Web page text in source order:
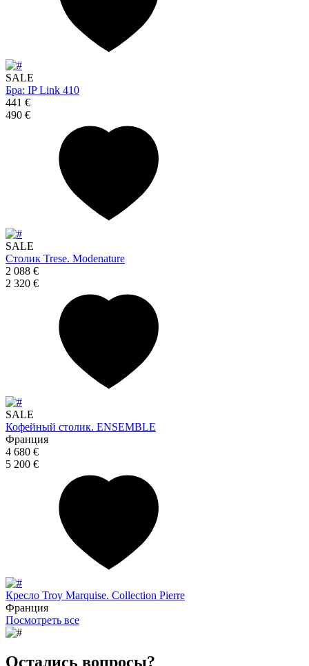
SALE
Бра: IP Link 410
441 €
490 €
SALE
Столик Trese. Modenature
2 088 €
2 320 €
SALE
Кофейный столик. ENSEMBLE
Франция
4 680 €
5 200 €
Кресло Troy Marquise. Collection Pierre
Франция
Посмотреть все
Остались вопросы?